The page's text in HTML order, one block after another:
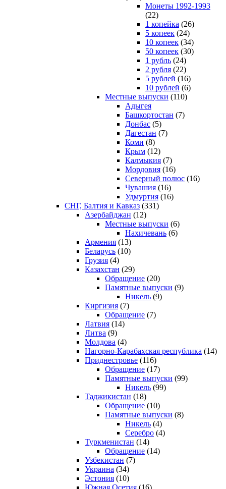
Монеты 1992-1993
(22)
1 копейка (26)
5 копеек (24)
10 копеек (34)
50 копеек (30)
1 рубль (24)
2 рубля (22)
5 рублей (16)
10 рублей (6)
Местные выпуски (110)
Адыгея
Башкортостан (7)
Донбас (5)
Дагестан (7)
Коми (8)
Крым (12)
Калмыкия (7)
Мордовия (16)
Северный полюс (16)
Чувашия (16)
Удмуртия (16)
СНГ, Балтия и Кавказ (331)
Азербайджан (12)
Местные выпуски (6)
Нахичевань (6)
Армения (13)
Беларусь (10)
Грузия (4)
Казахстан (29)
Обращение (20)
Памятные выпуски (9)
Никель (9)
Киргизия (7)
Обращение (7)
Латвия (14)
Литва (9)
Молдова (4)
Нагорно-Карабахская республика (14)
Приднестровье (116)
Обращение (17)
Памятные выпуски (99)
Никель (99)
Таджикистан (18)
Обращение (10)
Памятные выпуски (8)
Никель (4)
Серебро (4)
Туркменистан (14)
Обращение (14)
Узбекистан (7)
Украина (34)
Эстония (10)
Южная Осетия (16)